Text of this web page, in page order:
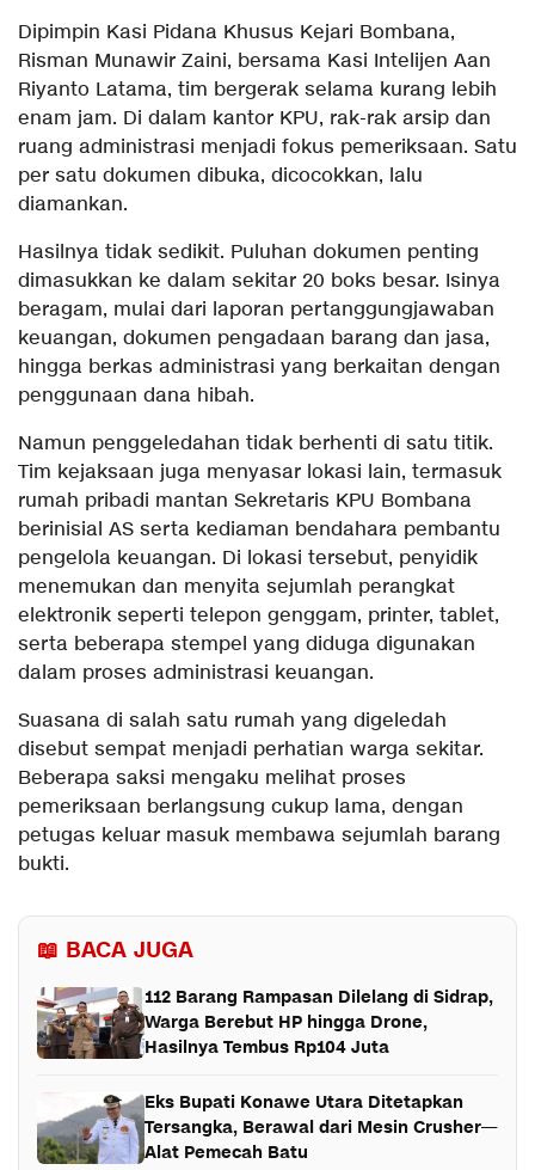
Dipimpin Kasi Pidana Khusus Kejari Bombana,
Risman Munawir Zaini, bersama Kasi Intelijen Aan
Riyanto Latama, tim bergerak selama kurang lebih
enam jam. Di dalam kantor KPU, rak-rak arsip dan
ruang administrasi menjadi fokus pemeriksaan. Satu
per satu dokumen dibuka, dicocokkan, lalu
diamankan.
Hasilnya tidak sedikit. Puluhan dokumen penting
dimasukkan ke dalam sekitar 20 boks besar. Isinya
beragam, mulai dari laporan pertanggungjawaban
keuangan, dokumen pengadaan barang dan jasa,
hingga berkas administrasi yang berkaitan dengan
penggunaan dana hibah.
Namun penggeledahan tidak berhenti di satu titik.
Tim kejaksaan juga menyasar lokasi lain, termasuk
rumah pribadi mantan Sekretaris KPU Bombana
berinisial AS serta kediaman bendahara pembantu
pengelola keuangan. Di lokasi tersebut, penyidik
menemukan dan menyita sejumlah perangkat
elektronik seperti telepon genggam, printer, tablet,
serta beberapa stempel yang diduga digunakan
dalam proses administrasi keuangan.
Suasana di salah satu rumah yang digeledah
disebut sempat menjadi perhatian warga sekitar.
Beberapa saksi mengaku melihat proses
pemeriksaan berlangsung cukup lama, dengan
petugas keluar masuk membawa sejumlah barang
bukti.
📖 BACA JUGA
112 Barang Rampasan Dilelang di Sidrap,
Warga Berebut HP hingga Drone,
Hasilnya Tembus Rp104 Juta
Eks Bupati Konawe Utara Ditetapkan
Tersangka, Berawal dari Mesin Crusher—
Alat Pemecah Batu